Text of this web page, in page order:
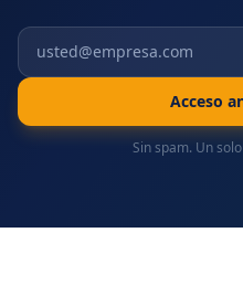
Acceso
Sin spam. Un